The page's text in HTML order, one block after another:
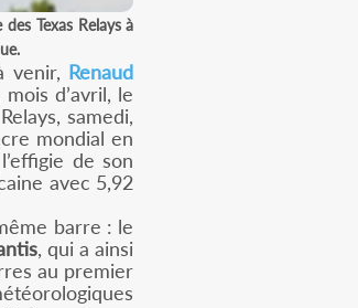
Texas Relays à
venir, Renaud
d’avril, le
samedi,
mondial en
de son
avec 5,92
barre : le
, qui a ainsi
au premier